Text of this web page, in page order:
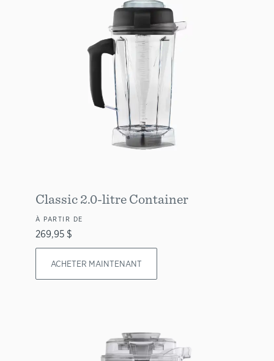
Classic 2.0-litre Container
À PARTIR DE
269,95 $
ACHETER MAINTENANT